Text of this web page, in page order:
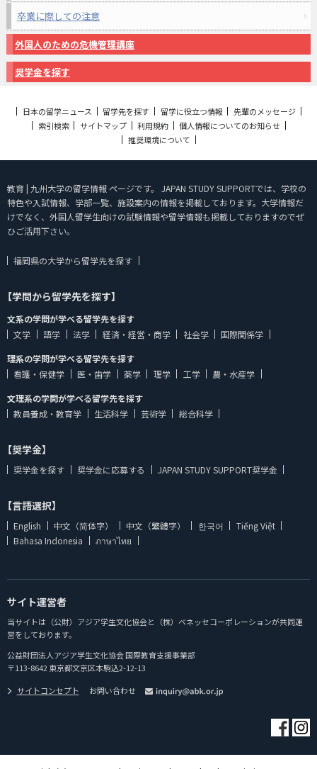
卒業に際しての注意
外国人のための危機管理講座
奨学金を探す
日本の留学ニュース 留学先を探す 留学に役立つ情報
先輩のメッセージ
索引検索
サイトマップ 利用規約
個人情報についてのお知らせ
推奨環境について
教育 | 九州大学の留学情報 ページです。 JAPAN STUDY SUPPORTでは、学校の
特色や入試情報、学部一覧、施設案内の情報を掲載しております。大学情報だ
けでなく、外国人留学生向けの試験情報や留学情報も掲載しておりますのでぜ
ひご活用下さい。
福岡県の大学から留学先を探す
【学問から留学先を探す】
文系の学問が学べる留学先を探す
文学
語学 法学 経済・経営・商学 社会学
国際関係学
理系の学問が学べる留学先を探す
看護・保健学
医・歯学 薬学 理学 工学
農・水産学
文理系の学問が学べる留学先を探す
教員養成・教育学
生活科学 芸術学 総合科学
【奨学金】
奨学金を探す 奨学金に応募する JAPAN STUDY SUPPORT奨学金
【言語選択】
English 中文（简体字） 中文（繁體字） 한국어
Tiếng Việt
Bahasa Indonesia
ภาษาไทย
サイト運営者
当サイトは（公財）アジア学生文化協会と（株）ベネッセコーポレーションが共同運
営をしております。
公益財団法人アジア学生文化協会 国際教育支援事業部
〒113-8642 東京都文京区本駒込2-12-13
サイトコンセプト
お問い合わせ